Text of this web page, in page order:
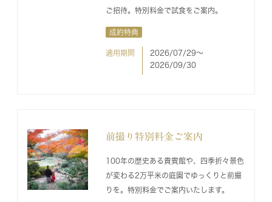
ご招待。特別料金で試食をご案内。
成約特典
適用期間
2026/07/29〜
2026/09/30
前撮り特別料金ご案内
100年の歴史ある貴賓館や、四季折々景色
が変わる2万平米の庭園でゆっくりと前撮
りを。特別料金でご案内いたします。